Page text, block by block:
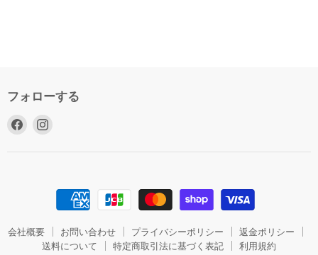
フォローする
Facebook
だ
だ
さ
会社概要 お問い合わせ プライバシーポリシー
返金ポリシー
送料について
特定商取引法に基づく表記 利用規約